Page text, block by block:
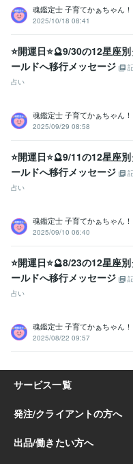
子育ての悩み
占い 【魂の気質から読み解
ためのお手伝い♡♪】
悩み相談 子育ての悩
魂鑑定士 子育てかぁちゃん！
2025/10/18 08:41
⭐開運日⭐🔮9/30の12星座
ールドへ移行メッセージ
占い
魂鑑定士 子育てかぁちゃん！
2025/09/29 08:58
⭐開運日⭐🔮9/11の12星座
ールドへ移行メッセージ
占い
魂鑑定士 子育てかぁちゃん！
2025/09/10 06:40
⭐開運日⭐🔮8/23の12星座
ールドへ移行メッセージ
占い
魂鑑定士 子育てかぁちゃん！
2025/08/22 09:57